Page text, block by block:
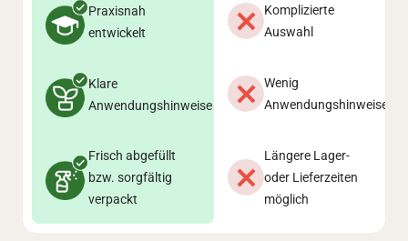
Praxisnah
entwickelt
Komplizierte
Auswahl
Klare
Anwendungshinweise
Wenig
Anwendungshinweise
Frisch abgefüllt
bzw. sorgfältig
verpackt
Längere Lager-
oder Lieferzeiten
möglich